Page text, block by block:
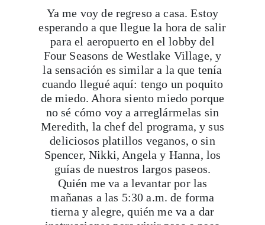
para el aeropuerto en el lobby del
Four Seasons de Westlake Village, y
la sensación es similar a la que tenía
cuando llegué aquí: tengo un poquito
de miedo. Ahora siento miedo porque
no sé cómo voy a arreglármelas sin
Meredith, la chef del programa, y sus
deliciosos platillos veganos, o sin
Spencer,Nikki, Angela y Hanna, los
guías de nuestros largos paseos.
Quién me va a levantar por las
mañanas a las 5:30 a.m. de forma
tierna y alegre, quién me va a dar
instrucciones para vivir paso a paso
cada momento del día. Durante cinco
días he participado en el programa R